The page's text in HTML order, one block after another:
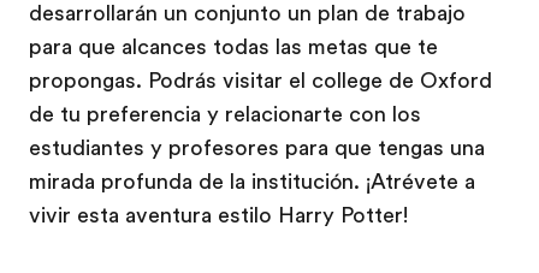
desarrollarán un conjunto un plan de trabajo
para que alcances todas las metas que te
propongas. Podrás visitar el college de Oxford
de tu preferencia y relacionarte con los
estudiantes y profesores para que tengas una
mirada profunda de la institución. ¡Atrévete a
vivir esta aventura estilo Harry Potter!